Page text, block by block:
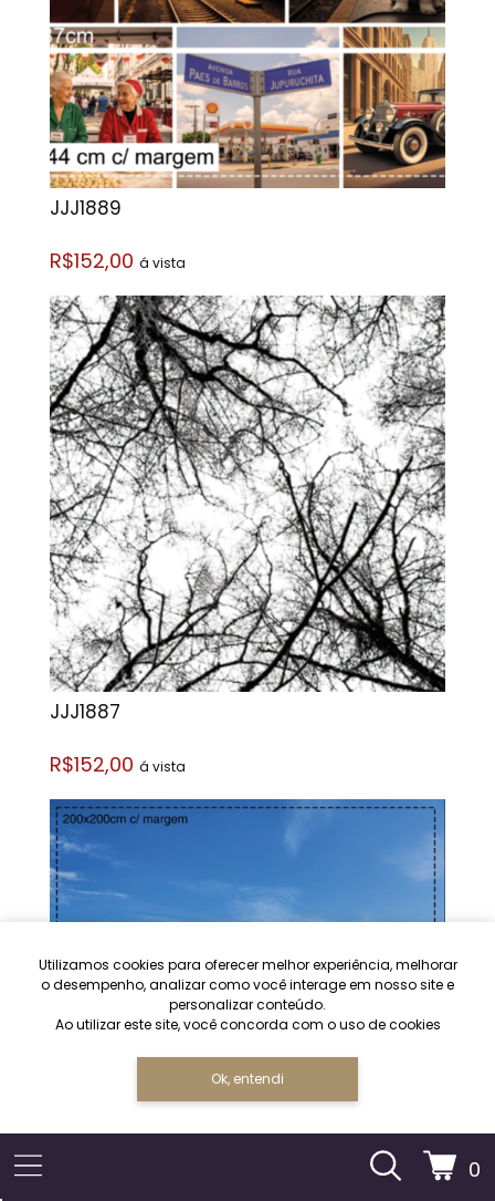
0
Utilizamos cookies para oferecer melhor experiência, melhorar
o desempenho, analizar como você interage em nosso site e
personalizar conteúdo.
Ao utilizar este site, você concorda com o uso de cookies
Ok, entendi
JJJ1889
R$152,00 á vista
JJJ1887
R$152,00 á vista